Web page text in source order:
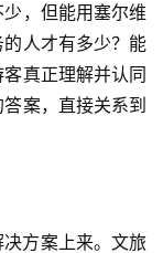
，但能用塞尔维
人才有多少？能
真正理解并认同
案，直接关系到
方案上来。文旅